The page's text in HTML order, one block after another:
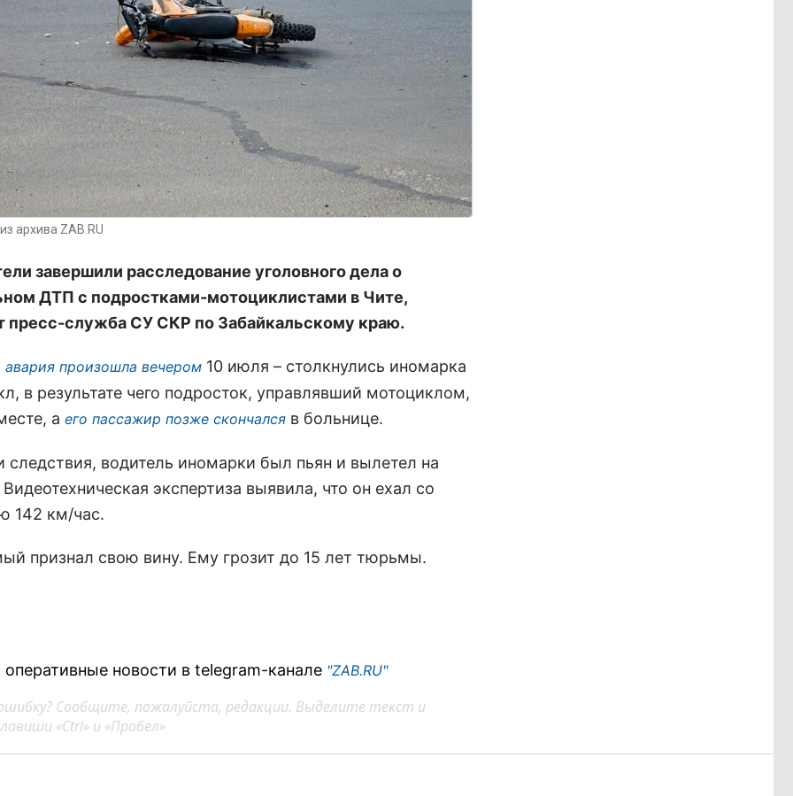
архива ZAB.RU
завершили расследование уголовного дела о
ДТП с подростками-мотоциклистами в Чите,
пресс-служба СУ СКР по Забайкальскому краю.
произошла вечером 10 июля – столкнулись иномарка
в результате чего подросток, управлявший мотоциклом,
а его пассажир позже скончался в больнице.
следствия, водитель иномарки был пьян и вылетел на
Видеотехническая экспертиза выявила, что он ехал со
142 км/час.
признал свою вину. Ему грозит до 15 лет тюрьмы.
новости в telegram-канале "ZAB.RU"
Сообщите, пожалуйста, редакции. Выделите текст и
«Ctrl» и «Пробел»